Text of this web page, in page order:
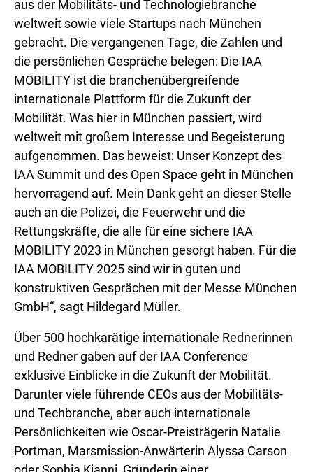
aus der Mobilitäts- und Technologiebranche
weltweit sowie viele Startups nach München
gebracht. Die vergangenen Tage, die Zahlen und
die persönlichen Gespräche belegen: Die IAA
MOBILITY ist die branchenübergreifende
internationale Plattform für die Zukunft der
Mobilität. Was hier in München passiert, wird
weltweit mit großem Interesse und Begeisterung
aufgenommen. Das beweist: Unser Konzept des
IAA Summit und des Open Space geht in München
hervorragend auf. Mein Dank geht an dieser Stelle
auch an die Polizei, die Feuerwehr und die
Rettungskräfte, die alle für eine sichere IAA
MOBILITY 2023 in München gesorgt haben. Für die
IAA MOBILITY 2025 sind wir in guten und
konstruktiven Gesprächen mit der Messe München
GmbH“, sagt Hildegard Müller.
Über 500 hochkarätige internationale Rednerinnen
und Redner gaben auf der IAA Conference
exklusive Einblicke in die Zukunft der Mobilität.
Darunter viele führende CEOs aus der Mobilitäts-
und Techbranche, aber auch internationale
Persönlichkeiten wie Oscar-Preisträgerin Natalie
Portman, Marsmission-Anwärterin Alyssa Carson